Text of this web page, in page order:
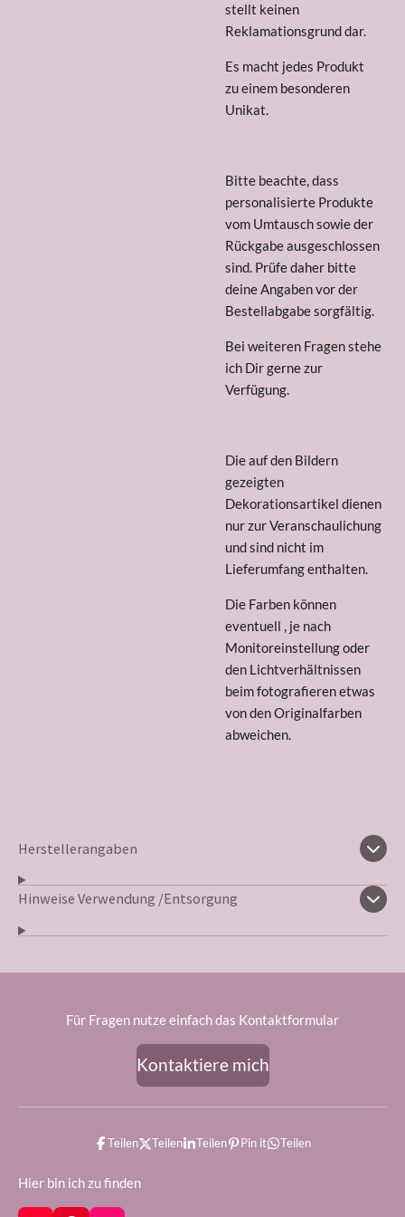
stellt keinen
Reklamationsgrund dar.
Es macht jedes Produkt
zueinem besonderen
Unikat.
Bitte beachte, dass
personalisierte Produkte
vom Umtausch sowie der
Rückgabe ausgeschlossen
sind. Prüfe daher bitte
deine Angaben vor der
Bestellabgabe sorgfältig.
Bei weiteren Fragen stehe
ich Dir gerne zur
Verfügung.
Die auf den Bildern
gezeigten
Dekorationsartikel dienen
nur zur Veranschaulichung
und sind nicht im
Lieferumfang enthalten.
Die Farben können
eventuell , je nach
Monitoreinstellung oder
den Lichtverhältnissen
beim fotografieren etwas
von den Originalfarben
abweichen.
Herstellerangaben
Hinweise Verwendung /Entsorgung
Für Fragen nutze einfach das Kontaktformular
Kontaktiere mich
Teilen Teilen Teilen Pin it Teilen
Hier bin ich zu finden